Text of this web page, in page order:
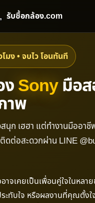
รับซื้อกล้อง.com
โมง • จบไว โอนทันที
Sonyมือส
าพ
นุก เฮฮา แต่ทำงานมืออาชี
ติดต่อสะดวกผ่าน LINE
จเคยเป็นเพื่อนคู่ใจในหลา
ทับใจ หรือผลงานที่คุณตั้งใ